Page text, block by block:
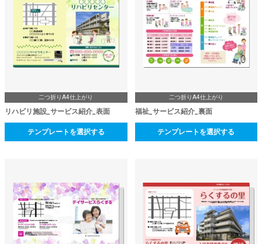
二つ折りA4仕上がり
リハビリ施設_サービス紹介_表面
テンプレートを選択する
二つ折りA4仕上がり
福祉_サービス紹介_裏面
テンプレートを選択する